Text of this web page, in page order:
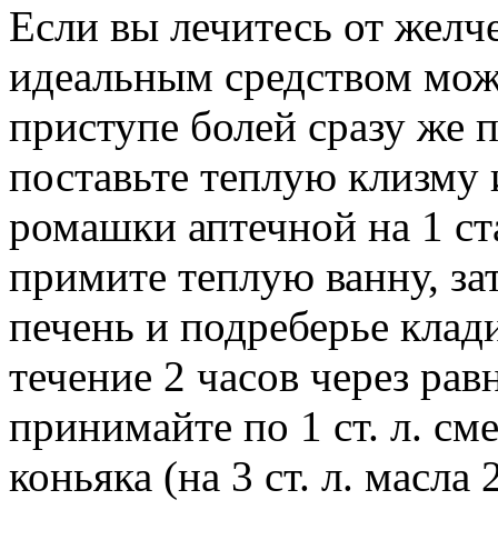
Если вы лечитесь от
идеальным средством
приступе болей сразу
поставьте теплую
ромашки аптечной на 1
примите теплую ванну,
печень и подреберье
течение 2 часов через
принимайте по 1 ст. л.
коньяка (на 3 ст. л. масла